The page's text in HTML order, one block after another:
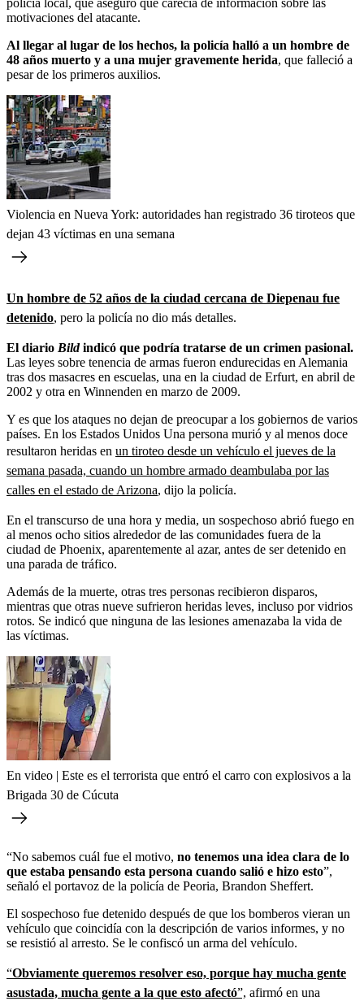
motivaciones del atacante.
Al llegar al lugar de los hechos, la policía halló a un hombre de
48 años muerto y a una mujer gravemente herida, que falleció a
pesar de los primeros auxilios.
Violencia en Nueva York: autoridades han registrado 36 tiroteos que
dejan 43 víctimas en una semana
Un hombre de 52 años de la ciudad cercana de Diepenau fue
detenido, pero la policía no dio más detalles.
El diario Bildindicó que podría tratarse de un crimen pasional.
Las leyes sobre tenencia de armas fueron endurecidas en Alemania
tras dos masacres en escuelas, una en la ciudad de Erfurt, en abril de
2002 y otra en Winnenden en marzo de 2009.
Y es que los ataques no dejan de preocupar a los gobiernos de varios
países. En los Estados Unidos Una persona murió y al menos doce
resultaron heridas en un tiroteo desde un vehículo el jueves de la
semana pasada, cuando un hombre armado deambulaba por las
calles en el estado de Arizona, dijo la policía.
En el transcurso de una hora y media, un sospechoso abrió fuego en
al menos ocho sitios alrededor de las comunidades fuera de la
ciudad de Phoenix, aparentemente al azar, antes de ser detenido en
una parada de tráfico.
Además de la muerte, otras tres personas recibieron disparos,
mientras que otras nueve sufrieron heridas leves, incluso por vidrios
rotos. Se indicó que ninguna de las lesiones amenazaba la vida de
las víctimas.
En video | Este es el terrorista que entró el carro con explosivos a la
Brigada 30 de Cúcuta
“No sabemos cuál fue el motivo, no tenemos una idea clara de lo
que estaba pensando esta persona cuando salió e hizo esto”,
señaló el portavoz de la policía de Peoria, Brandon Sheffert.
El sospechoso fue detenido después de que los bomberos vieran un
vehículo que coincidía con la descripción de varios informes, y no
se resistió al arresto. Se le confiscó un arma del vehículo.
“Obviamente queremos resolver eso, porque hay mucha gente
asustada, mucha gente a la que esto afectó”, afirmó en una